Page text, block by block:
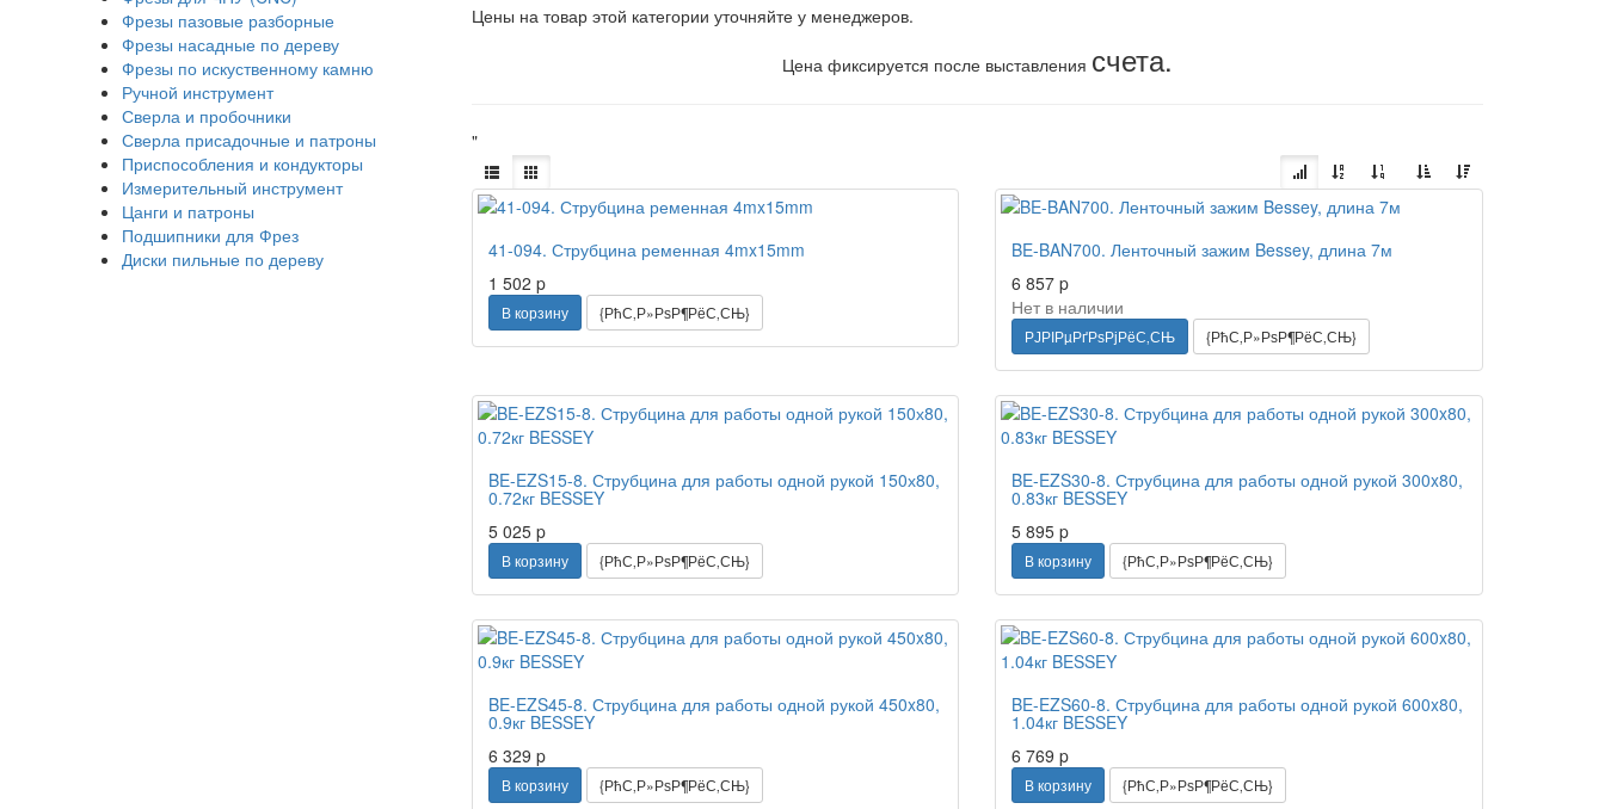
Фрезы пазовые разборные
Фрезы насадные по дереву
Фрезы по искуственному камню
Ручной инструмент
Сверла и пробочники
Сверла присадочные и патроны
Приспособления и кондукторы
Измерительный инструмент
Цанги и патроны
Подшипники для Фрез
Диски пильные по дереву
Цены на товар этой категории уточняйте у менеджеров.
Цена фиксируется после выставления счета.
"
41-094. Струбцина ременная 4mx15mm
1 502 p
В корзину {РћС‚Р»РѕР¶РёС‚СЊ}
BE-BAN700. Ленточный зажим Bessey, длина 7м
6 857p
Нет в наличии
РЈРІРµРґРѕРјРёС‚СЊ {РћС‚Р»РѕР¶РёС‚СЊ}
BE-EZS15-8. Струбцина для работы одной рукой 150х80,
0.72кг BESSEY
5 025 p
В корзину {РћС‚Р»РѕР¶РёС‚СЊ}
BE-EZS30-8. Струбцина для работы одной рукой 300x80,
0.83кг BESSEY
5 895p
В корзину {РћС‚Р»РѕР¶РёС‚СЊ}
BE-EZS45-8. Струбцина для работы одной рукой 450x80,
0.9кг BESSEY
6 329 p
В корзину {РћС‚Р»РѕР¶РёС‚СЊ}
BE-EZS60-8. Струбцина для работы одной рукой 600x80,
1.04кг BESSEY
6 769p
В корзину {РћС‚Р»РѕР¶РёС‚СЊ}